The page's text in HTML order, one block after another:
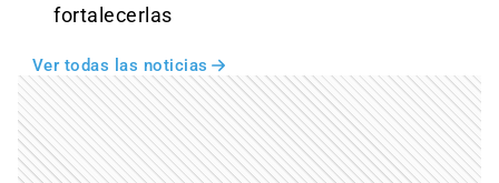
fortalecerlas
Ver todas las noticias